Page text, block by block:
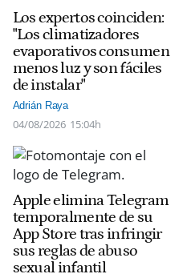
Los expertos coinciden:
"Los climatizadores
evaporativos consumen
menos luz y son fáciles
de instalar"
Adrián Raya
04/08/2026 15:04h
Apple elimina Telegram
temporalmente de su
App Store tras infringir
sus reglas de abuso
sexual infantil